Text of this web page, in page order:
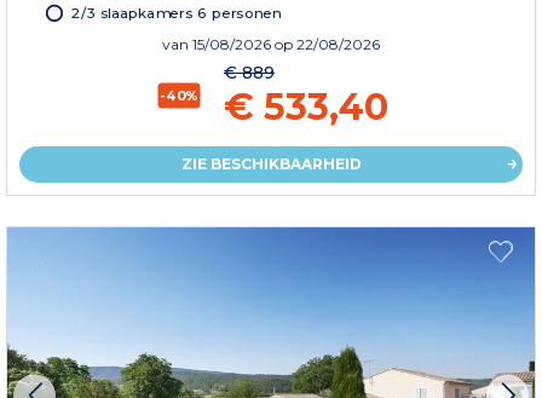
2/3 slaapkamers 6 personen
van 15/08/2026 op 22/08/2026
-40%
€ 889
€ 533,40
ZIE BESCHIKBAARHEID